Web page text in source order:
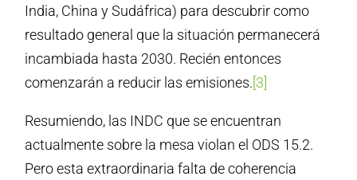
India, China y Sudáfrica) para descubrir como
resultado general que la situación permanecerá
incambiada hasta 2030. Recién entonces
comenzarán a reducir las emisiones.[3]
Resumiendo, las INDC que se encuentran
actualmente sobre la mesa violan el ODS 15.2.
Pero esta extraordinaria falta de coherencia